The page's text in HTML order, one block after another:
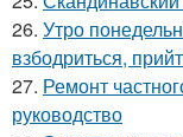
26. Утро
взбодриться,
27. Ремонт
руководство